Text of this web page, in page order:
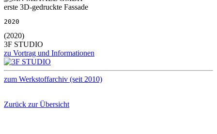
erste 3D-gedruckte Fassade
2020
(2020)
3F STUDIO
zu Vortrag und Informationen
zum Werkstoffarchiv (seit 2010)
Zurück zur Übersicht